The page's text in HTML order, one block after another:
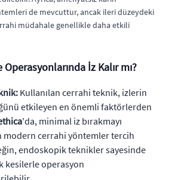
de mevcuttur, ancak ileri düzeydeki
müdahale genellikle daha etkili
İz Kalır mı?
Kullanılan cerrahi teknik, izlerin
etkileyen en önemli faktörlerden
'da, minimal iz bırakmayı
modern cerrahi yöntemler tercih
endoskopik teknikler sayesinde
kesilerle operasyon